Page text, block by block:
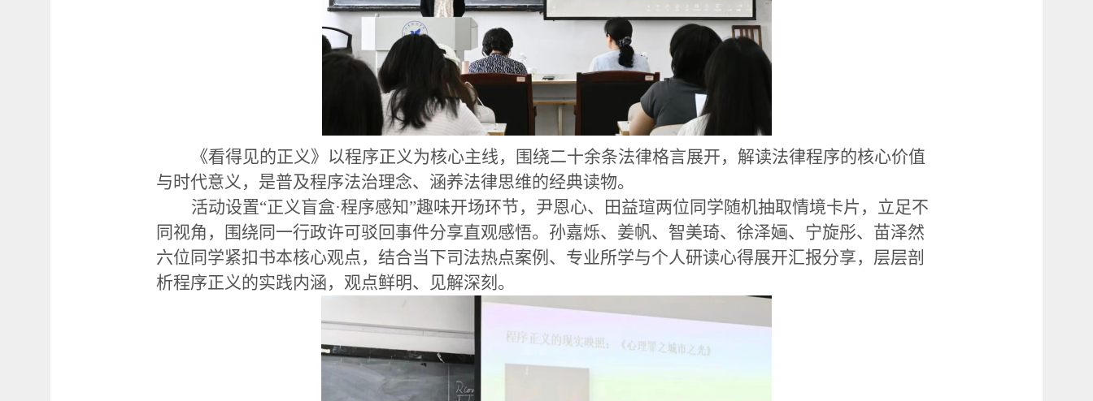
《看得见的正义》以程序正义为核心主线，围绕二十余条法律格言展开，解读法律程序的核心价值
与时代意义，是普及程序法治理念、涵养法律思维的经典读物。
活动设置“正义盲盒·程序感知”趣味开场环节，尹恩心、田益瑄两位同学随机抽取情境卡片，立足不
同视角，围绕同一行政许可驳回事件分享直观感悟。孙嘉烁、姜帆、智美琦、徐泽婳、宁旋彤、苗泽然
六位同学紧扣书本核心观点，结合当下司法热点案例、专业所学与个人研读心得展开汇报分享，层层剖
析程序正义的实践内涵，观点鲜明、见解深刻。